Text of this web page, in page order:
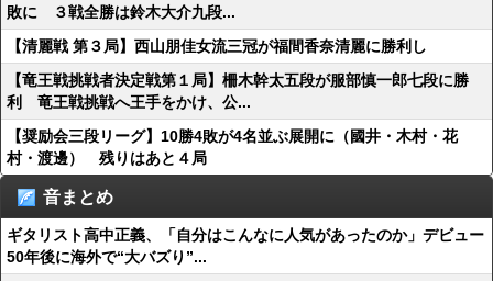
敗に ３戦全勝は鈴木大介九段...
【清麗戦 第３局】西山朋佳女流三冠が福間香奈清麗に勝利し
【竜王戦挑戦者決定戦第１局】柵木幹太五段が服部慎一郎七段に勝
利 竜王戦挑戦へ王手をかけ、公...
【奨励会三段リーグ】10勝4敗が4名並ぶ展開に（國井・木村・花
村・渡邊） 残りはあと４局
音まとめ
ギタリスト高中正義、「自分はこんなに人気があったのか」デビュー
50年後に海外で“大バズり”...